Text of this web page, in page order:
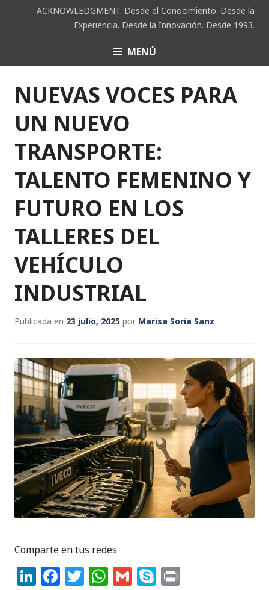
ACKNOWLEDGMENT. Desde el Conocimiento. Desde la
Experiencia. Desde la Innovación. Desde 1993.
ACK MENÚ
NUEVAS VOCES PARA
UN NUEVO
TRANSPORTE:
TALENTO FEMENINO Y
FUTURO EN LOS
TALLERES DEL
VEHÍCULO
INDUSTRIAL
Publicada en 23 julio, 2025 por Marisa Soria Sanz
Comparte en tus redes
Li F T W G S